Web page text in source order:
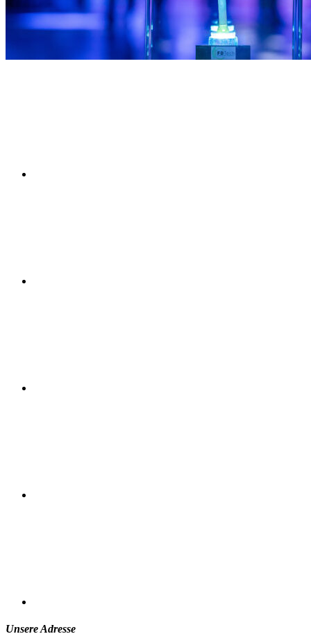
Unsere Adresse